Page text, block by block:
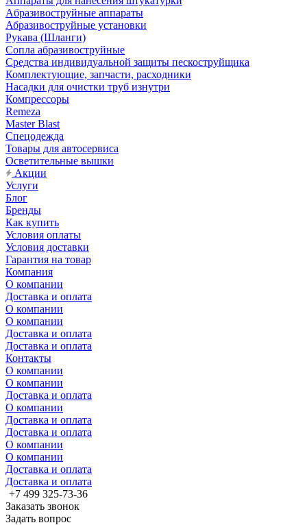
Aбразивоструйные аппараты
Абразивоструйные установки
Рукава (Шланги)
Сопла абразивоструйные
Средства индивидуальной защиты пескоструйщика
Комплектующие, запчасти, расходники
Насадки для очистки труб изнутри
Компрессоры
Remeza
Master Blast
Спецодежда
Товары для автосервиса
Осветительные вышки
Акции
Услуги
Блог
Бренды
Как купить
Условия оплаты
Условия доставки
Гарантия на товар
Компания
О компании
Доставка и оплата
О компании
О компании
Доставка и оплата
Доставка и оплата
Контакты
О компании
О компании
Доставка и оплата
О компании
Доставка и оплата
Доставка и оплата
О компании
О компании
Доставка и оплата
Доставка и оплата
+7 499 325-73-36
Заказать звонок
Задать вопрос